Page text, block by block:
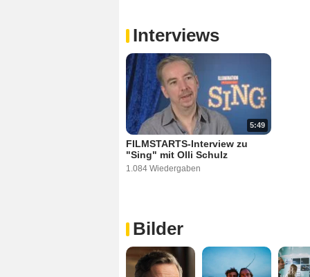
Interviews
5:49
FILMSTARTS-Interview zu
"Sing" mit Olli Schulz
1.084 Wiedergaben
Bilder